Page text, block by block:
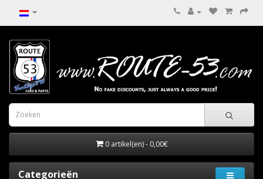
0 artikel(en) - 0,00€
Categorieën